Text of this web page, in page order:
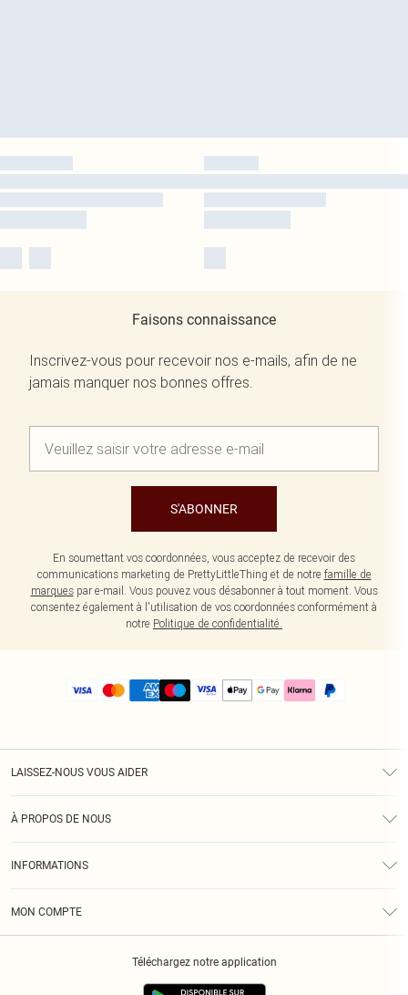
Faisons connaissance
Inscrivez-vous pour recevoir nos e-mails, afin de ne
jamais manquer nos bonnes offres.
S'ABONNER
En soumettant vos coordonnées, vous acceptez de recevoir des
communications marketing de PrettyLittleThing et de notre famille de
marquespar e-mail. Vous pouvez vous désabonner à tout moment. Vous
consentez également à l'utilisation de vos coordonnées conformément à
notre Politique de confidentialité.
LAISSEZ-NOUS VOUS AIDER
À PROPOS DE NOUS
INFORMATIONS
MON COMPTE
Téléchargez notre application